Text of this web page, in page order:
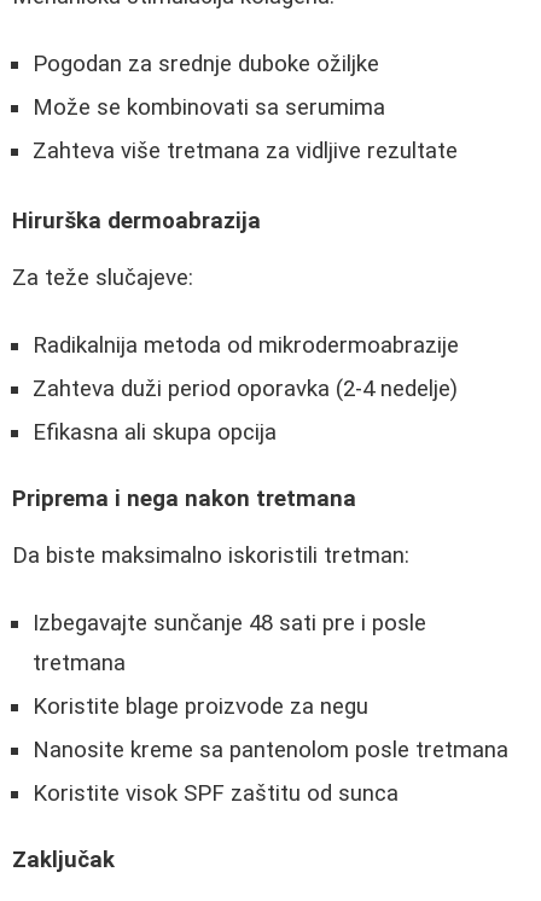
Pogodan za srednje duboke ožiljke
Može se kombinovati sa serumima
Zahteva više tretmana za vidljive rezultate
Hirurška dermoabrazija
Za teže slučajeve:
Radikalnija metoda od mikrodermoabrazije
Zahteva duži period oporavka (2-4 nedelje)
Efikasna ali skupa opcija
Priprema i nega nakon tretmana
Da biste maksimalno iskoristili tretman:
Izbegavajte sunčanje 48 sati pre i posle
tretmana
Koristite blage proizvode za negu
Nanosite kreme sa pantenolom posle tretmana
Koristite visok SPF zaštitu od sunca
Zaključak